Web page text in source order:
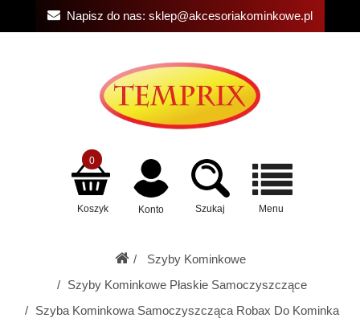
Napisz do nas: sklep@akcesoriakominkowe.pl
Koszyk
0
Konto Szukaj Menu
Szyby Kominkowe
Szyby Kominkowe Płaskie Samoczyszczące
Szyba Kominkowa Samoczyszcząca Robax Do Kominka